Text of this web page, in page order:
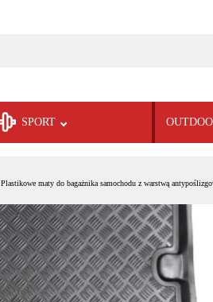
SPORT
Plastikowe maty do bagażnika samochodu z warstwą